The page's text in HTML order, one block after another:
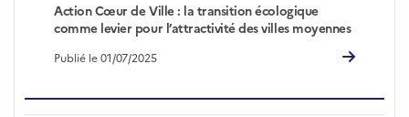
Action Cœur de Ville : la transition écologique
comme levier pour l’attractivité des villes moyennes
Publié le 01/07/2025